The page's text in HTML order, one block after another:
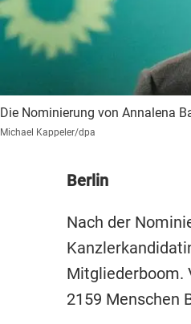
Die Nominierung von Annalena
Michael Kappeler/dpa
Berlin
Nach der
Mitgliederboom.
2159 Menschen